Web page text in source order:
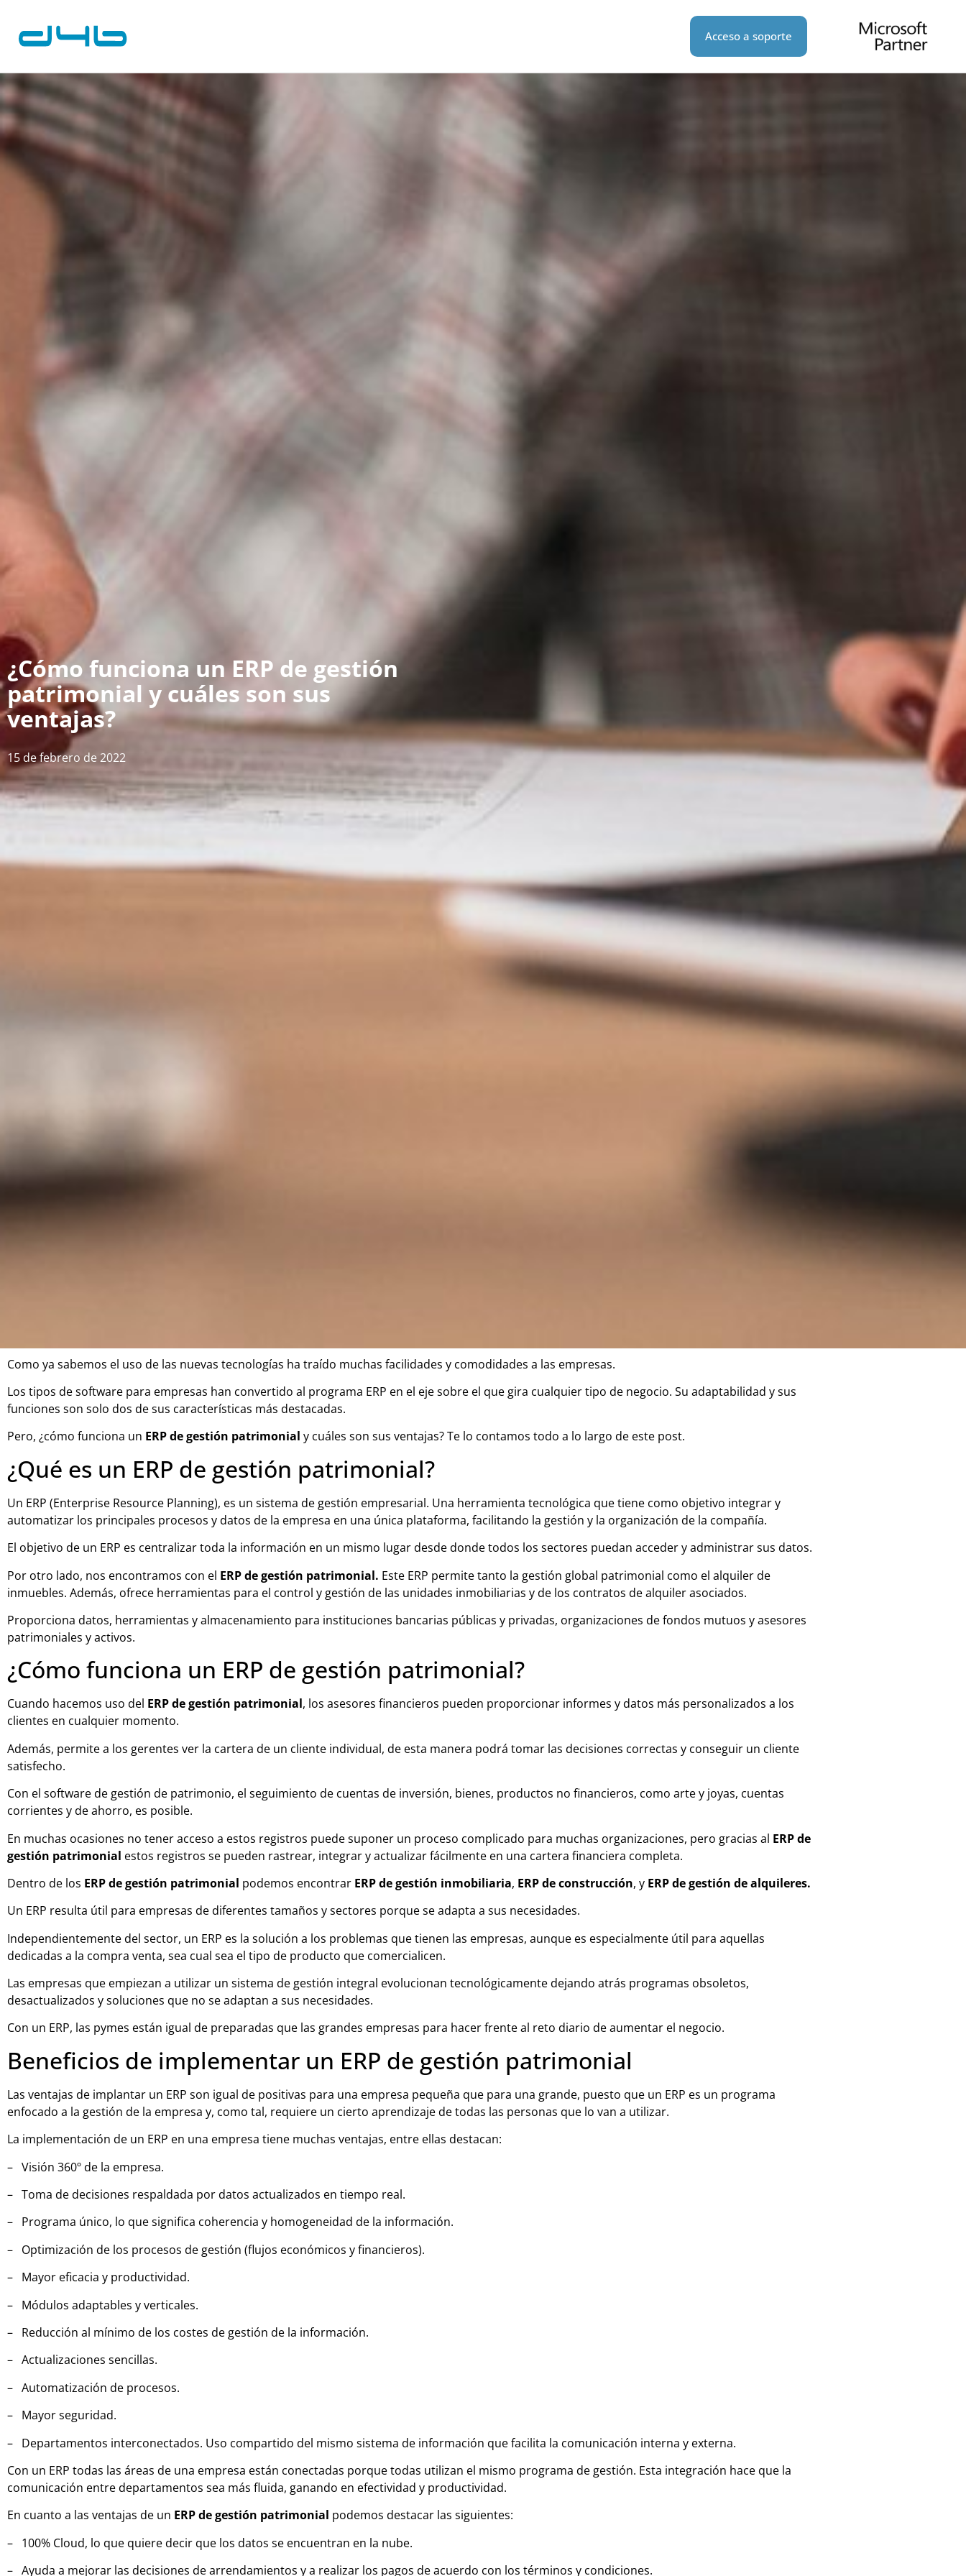
Acceso a soporte
¿Cómo funciona un ERP de gestión
patrimonial y cuáles son sus
ventajas?
15 de febrero de 2022
Como ya sabemos el uso de las nuevas tecnologías ha traído muchas facilidades y comodidades a las empresas.
Los tipos de software para empresas han convertido al programa ERP en el eje sobre el que gira cualquier tipo de negocio. Su adaptabilidad y sus
funciones son solo dos de sus características más destacadas.
Pero, ¿cómo funciona un ERP de gestión patrimonial y cuáles son sus ventajas? Te lo contamos todo a lo largo de este post.
¿Qué es un ERP de gestión patrimonial?
Un ERP (Enterprise Resource Planning), es un sistema de gestión empresarial. Una herramienta tecnológica que tiene como objetivo integrar y
automatizar los principales procesos y datos de la empresa en una única plataforma, facilitando la gestión y la organización de la compañía.
El objetivo de un ERP es centralizar toda la información en un mismo lugar desde donde todos los sectores puedan acceder y administrar sus datos.
Por otro lado, nos encontramos con el ERP de gestión patrimonial. Este ERP permite tanto la gestión global patrimonial como el alquiler de
inmuebles. Además, ofrece herramientas para el control y gestión de las unidades inmobiliarias y de los contratos de alquiler asociados.
Proporciona datos, herramientas y almacenamiento para instituciones bancarias públicas y privadas, organizaciones de fondos mutuos y asesores
patrimoniales y activos.
¿Cómo funciona un ERP de gestión patrimonial?
Cuando hacemos uso del ERP de gestión patrimonial, los asesores financieros pueden proporcionar informes y datos más personalizados a los
clientes en cualquier momento.
Además, permite a los gerentes ver la cartera de un cliente individual, de esta manera podrá tomar las decisiones correctas y conseguir un cliente
satisfecho.
Con el software de gestión de patrimonio, el seguimiento de cuentas de inversión, bienes, productos no financieros, como arte y joyas, cuentas
corrientes y de ahorro, es posible.
En muchas ocasiones no tener acceso a estos registros puede suponer un proceso complicado para muchas organizaciones, pero gracias al ERP de
gestión patrimonial estos registros se pueden rastrear, integrar y actualizar fácilmente en una cartera financiera completa.
Dentro de los ERP de gestión patrimonial podemos encontrar ERP de gestión inmobiliaria, ERP de construcción, y ERP de gestión de alquileres.
Un ERP resulta útil para empresas de diferentes tamaños y sectores porque se adapta a sus necesidades.
Independientemente del sector, un ERP es la solución a los problemas que tienen las empresas, aunque es especialmente útil para aquellas
dedicadas a la compra venta, sea cual sea el tipo de producto que comercialicen.
Las empresas que empiezan a utilizar un sistema de gestión integral evolucionan tecnológicamente dejando atrás programas obsoletos,
desactualizados y soluciones que no se adaptan a sus necesidades.
Con un ERP, las pymes están igual de preparadas que las grandes empresas para hacer frente al reto diario de aumentar el negocio.
Beneficios de implementar un ERP de gestión patrimonial
Las ventajas de implantar un ERP son igual de positivas para una empresa pequeña que para una grande, puesto que un ERP es un programa
enfocado a la gestión de la empresa y, como tal, requiere un cierto aprendizaje de todas las personas que lo van a utilizar.
La implementación de un ERP en una empresa tiene muchas ventajas, entre ellas destacan:
– Visión 360º de la empresa.
– Toma de decisiones respaldada por datos actualizados en tiempo real.
– Programa único, lo que significa coherencia y homogeneidad de la información.
– Optimización de los procesos de gestión (flujos económicos y financieros).
– Mayor eficacia y productividad.
– Módulos adaptables y verticales.
– Reducción al mínimo de los costes de gestión de la información.
– Actualizaciones sencillas.
– Automatización de procesos.
– Mayor seguridad.
– Departamentos interconectados. Uso compartido del mismo sistema de información que facilita la comunicación interna y externa.
Con un ERP todas las áreas de una empresa están conectadas porque todas utilizan el mismo programa de gestión. Esta integración hace que la
comunicación entre departamentos sea más fluida, ganando en efectividad y productividad.
En cuanto a las ventajas de un ERP de gestión patrimonial podemos destacar las siguientes:
– 100% Cloud, lo que quiere decir que los datos se encuentran en la nube.
– Ayuda a mejorar las decisiones de arrendamientos y a realizar los pagos de acuerdo con los términos y condiciones.